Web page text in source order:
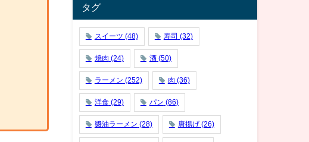
タグ
スイーツ (48) 寿司 (32)
焼肉 (24) 酒 (50)
ラーメン (252) 肉 (36)
洋食(29) パン (86)
醬油ラーメン (28) 唐揚げ (26)